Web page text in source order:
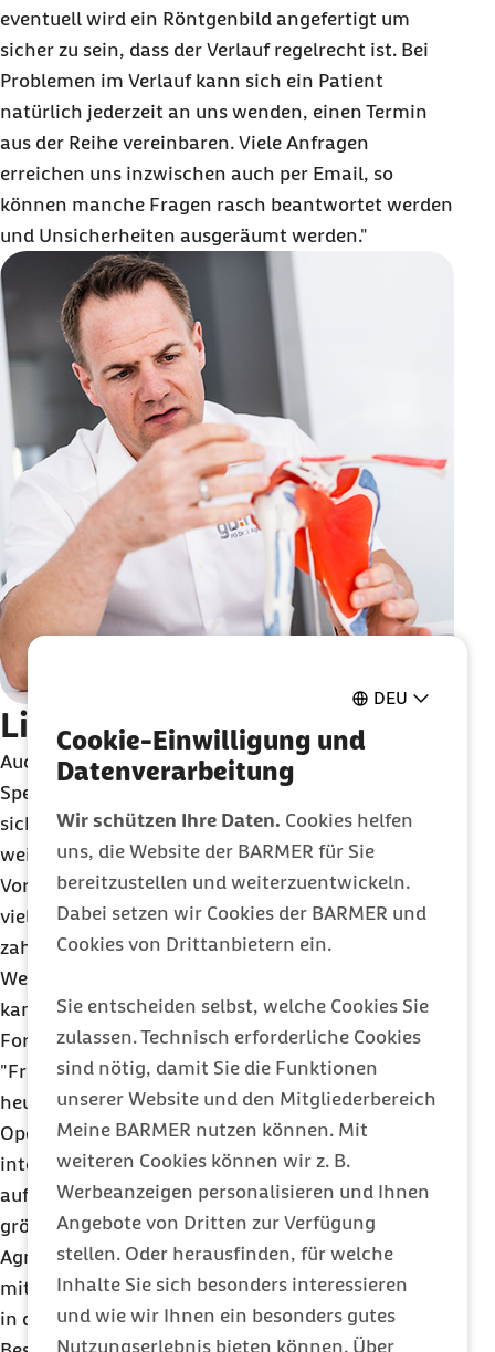
DEU
Cookie-Einwilligung und
Datenverarbeitung
Wir schützen Ihre Daten. Cookies helfen
uns, die Website der BARMER für Sie
bereitzustellen und weiterzuentwickeln.
Dabei setzen wir Cookies der BARMER und
Cookies von Drittanbietern ein.
Sie entscheiden selbst, welche Cookies Sie
zulassen. Technisch erforderliche Cookies
sind nötig, damit Sie die Funktionen
unserer Website und den Mitgliederbereich
Meine BARMER nutzen können. Mit
weiteren Cookies können wir z. B.
Werbeanzeigen personalisieren und Ihnen
Angebote von Dritten zur Verfügung
stellen. Oder herausfinden, für welche
Inhalte Sie sich besonders interessieren
und wie wir Ihnen ein besonders gutes
Nutzungserlebnis bieten können. Über
hatte direkt Vertrauen in den Spezialisten – nicht zuletzt da ihr
Ehemann zwei Jahre zuvor bereits erfolgreich von ihm am Knie
operiert worden war. "Es war dann gar nicht so dramatisch",
berichtet der Knie-Experte von dem Eingriff. "Sie hatte keine
Verklebungen von der ersten Operation. Diese haben wir nochmals
gelöst und Reste der Schleimhautfalte entfernt. Das alles hat bei
ihr vermutlich den Reizzustand verursacht."
Eigentlich ist ihr Job, anderen zu helfen
Als Vivienne nach der Operation aufwacht, ist sie überglücklich:
"Es tat ausnahmsweise gar nichts mehr weh. Ich hatte nicht
einmal einen Schlauch im Knie, sondern erhielt eine
Lymphdrainage gegen die leichte Schwellung. Und ich durfte
direkt mit Krankengymnastik loslegen." Eine Woche nach dem
Eingriff konnte sie schon wieder mit Hund Gucci spazierengehen,
zwei Wochen später endlich wieder selber Autofahren. Sie beginnt
vorsichtig wieder mit Sport – wenn auch mit Aqua-Gymnastik
statt dem geliebten Kraftsport. Und freut sich nach einem
Dreivierteljahr Arbeitsunfähigkeit darauf, endlich wieder im
Rettungsdienst zu arbeiten. Auch wenn die Kollegen
wahrscheinlich ab und zu noch einspringen müssen, wenn mal ein
schwerer Patient zu tragen ist.
eventuell wird ein Röntgenbild angefertigt um
sicher zu sein, dass der Verlauf regelrecht ist. Bei
Problemen im Verlauf kann sich ein Patient
natürlich jederzeit an uns wenden, einen Termin
aus der Reihe vereinbaren. Viele Anfragen
erreichen uns inzwischen auch per Email, so
können manche Fragen rasch beantwortet werden
und Unsicherheiten ausgeräumt werden."
Livecam aus dem OP-Saal
Auch das ist eine Besonderheit der
Spezialisten behalten ihre Kenntnisse nicht für
sich, sondern geben ihr Fachwissen regelmäßig
weiter. Im vergangenen Jahr hielten sie über 200
Vorträge auf Tagungen und Kongressen, führten
viele Live-Operationen durch und investierten
zahlreiche Arbeitstage in die Fort- und
Weiterbildung. 500 Chirurgen und Orthopäden
kamen als Teilnehmer zu einer zweitägigen
Fortbildungsveranstaltung.
"Früher waren Kongresse nur Vortragsreihen,
heute können Teilnehmerlivemiterleben, wie eine
Operation durchgeführt wird und dabei sogar
interaktiv Fragen stellen. Technisch sei das sehr
aufwändig, der Erkenntnisgewinn dafür umso
größer", erklärt der SchulterspezialistDr.
Agneskirchner. Bei denLive-OPs wird der Eingriff
mit Hilfe eines professionellen Kamerateams direkt
in den Veranstaltungssaal übertragen. Die